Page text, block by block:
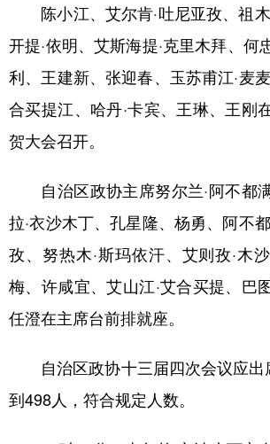
陈小江、艾尔肯·吐尼亚孜、祖木
开提·依明、艾斯海提·克里木拜、何
利、王建新、张迎春、玉苏甫江·麦
合买提江、哈丹·卡宾、王琳、王刚
贺大会召开。
自治区政协主席努尔兰·阿不都
拉·衣沙木丁、孔星隆、杨勇、阿不
孜、努热木·斯玛依汗、艾则孜·木
梅、许咸宜、艾山江·艾合买提、巴
任澄在主席台前排就座。
自治区政协十三届四次会议应出
到498人，符合规定人数。